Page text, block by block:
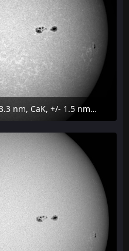
Sonne im UV-Bereich ( um 393.3 nm, CaK, +/- 1.5 nm) am 23. Juli 2026 um 16:15 MESZ